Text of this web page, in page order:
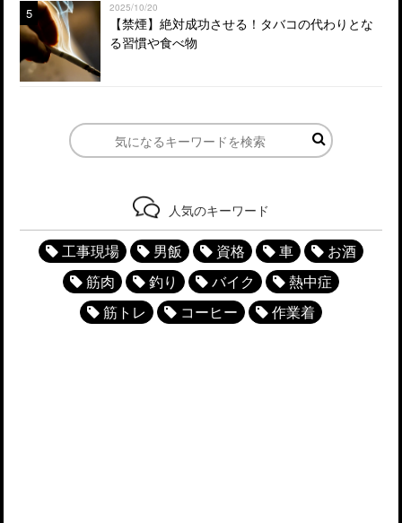
5 2025/10/20
【禁煙】絶対成功させる！タバコの代わりとな
る習慣や食べ物
人気のキーワード
工事現場 男飯 資格 車
お酒
筋肉
釣り バイク
熱中症
筋トレ
コーヒー 作業着